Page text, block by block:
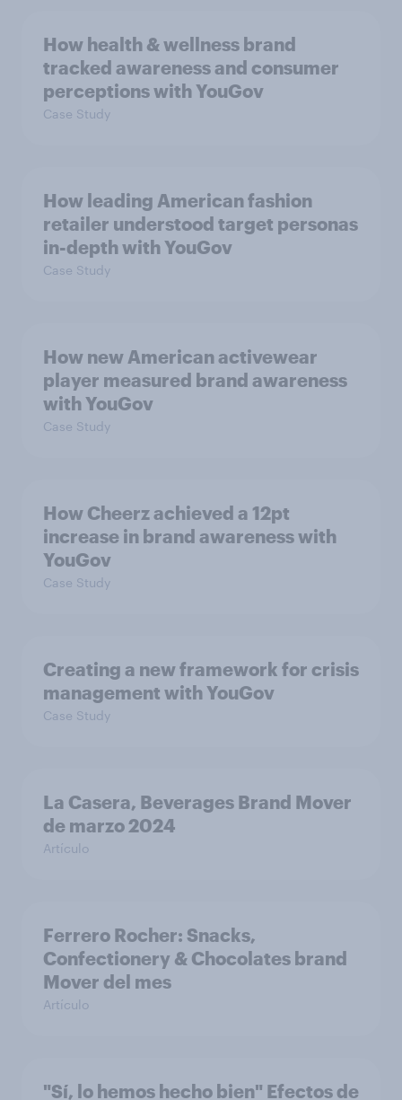
How health & wellness brand
tracked awareness and consumer
perceptions with YouGov
Case Study
How leading American fashion
retailer understood target personas
in-depth with YouGov
Case Study
How new American activewear
player measured brand awareness
with YouGov
Case Study
How Cheerz achieved a 12pt
increase in brand awareness with
YouGov
Case Study
Creating a new framework for crisis
management with YouGov
Case Study
La Casera, Beverages Brand Mover
de marzo 2024
Artículo
Ferrero Rocher: Snacks,
Confectionery & Chocolates brand
Mover del mes
Artículo
"Sí, lo hemos hecho bien" Efectos de